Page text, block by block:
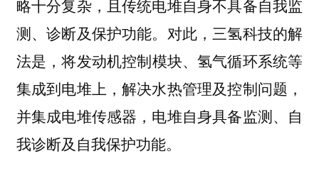
略十分复杂，且传统电堆自身不具备自我监
测、诊断及保护功能。对此，三氢科技的解
法是，将发动机控制模块、氢气循环系统等
集成到电堆上，解决水热管理及控制问题，
并集成电堆传感器，电堆自身具备监测、自
我诊断及自我保护功能。